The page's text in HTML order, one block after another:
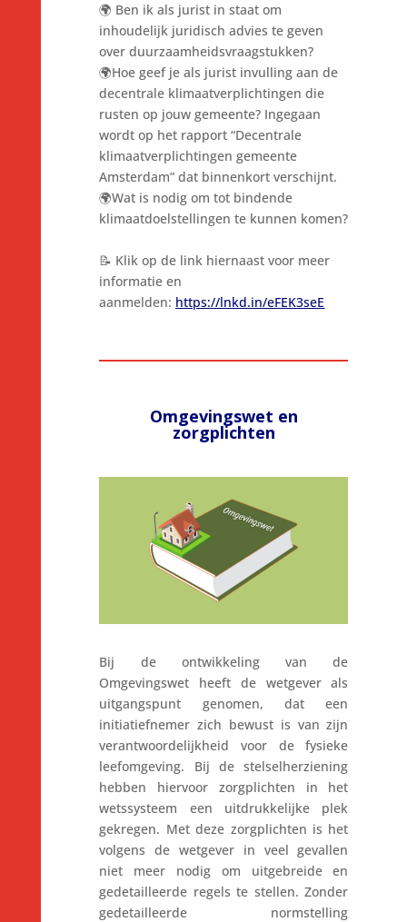
🌍 Ben ik als jurist in staat om
inhoudelijk juridisch advies te geven
over duurzaamheidsvraagstukken?
🌍Hoe geef je als jurist invulling aan de
decentrale klimaatverplichtingen die
rusten op jouw gemeente? Ingegaan
wordt op het rapport “Decentrale
klimaatverplichtingen gemeente
Amsterdam” dat binnenkort verschijnt.
🌍Wat is nodig om tot bindende
klimaatdoelstellingen te kunnen komen?
📝 Klik op de link hiernaast voor meer
informatie en
aanmelden: https://lnkd.in/eFEK3seE
Omgevingswet en
zorgplichten
Bij de ontwikkeling van de
Omgevingswet heeft de wetgever als
uitgangspunt genomen, dat een
initiatiefnemer zich bewust is van zijn
verantwoordelijkheid voor de fysieke
leefomgeving. Bij de stelselherziening
hebben hiervoor zorgplichten in het
wetssysteem een uitdrukkelijke plek
gekregen. Met deze zorgplichten is het
volgens de wetgever in veel gevallen
niet meer nodig om uitgebreide en
gedetailleerde regels te stellen. Zonder
gedetailleerde normstelling